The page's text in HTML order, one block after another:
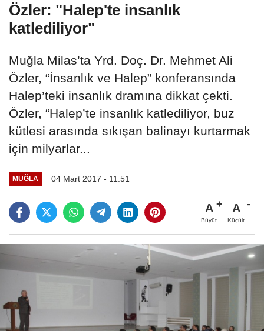
Özler: "Halep'te insanlık
katlediliyor"
Muğla Milas’ta Yrd. Doç. Dr. Mehmet Ali
Özler, “İnsanlık ve Halep” konferansında
Halep’teki insanlık dramına dikkat çekti.
Özler, “Halep’te insanlık katlediliyor, buz
kütlesi arasında sıkışan balinayı kurtarmak
için milyarlar...
MUĞLA 04 Mart 2017 - 11:51
A
Büyüt
A
Küçült